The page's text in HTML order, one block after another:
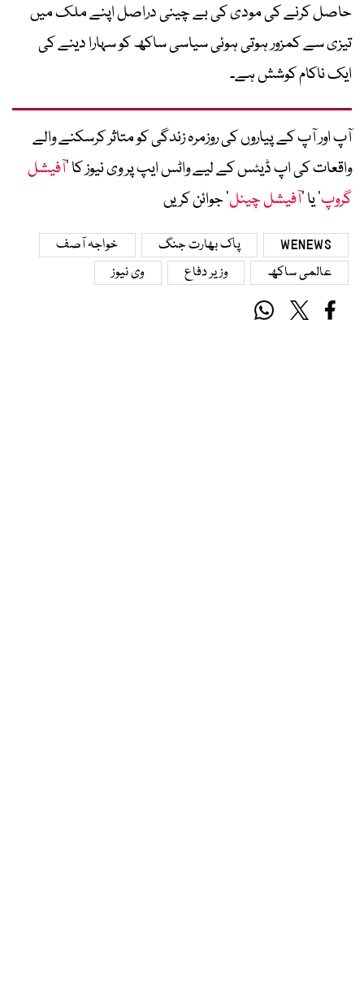
حاصل کرنے کی مودی کی بے چینی دراصل اپنے ملک میں
تیزی سے کمزور ہوتی ہوئی سیاسی ساکھ کو سہارا دینے کی
ایک ناکام کوشش ہے۔
آپ اور آپ کے پیاروں کی روزمرہ زندگی کو متاثر کرسکنے والے
واقعات کی اپ ڈیٹس کے لیے واٹس ایپ پر وی نیوز کا ’آفیشل
گروپ‘ یا ’آفیشل چینل‘ جوائن کریں
WENEWS پاک بھارت جنگ
خواجہ آصف
عالمی ساکھ
وزیر دفاع وی نیوز